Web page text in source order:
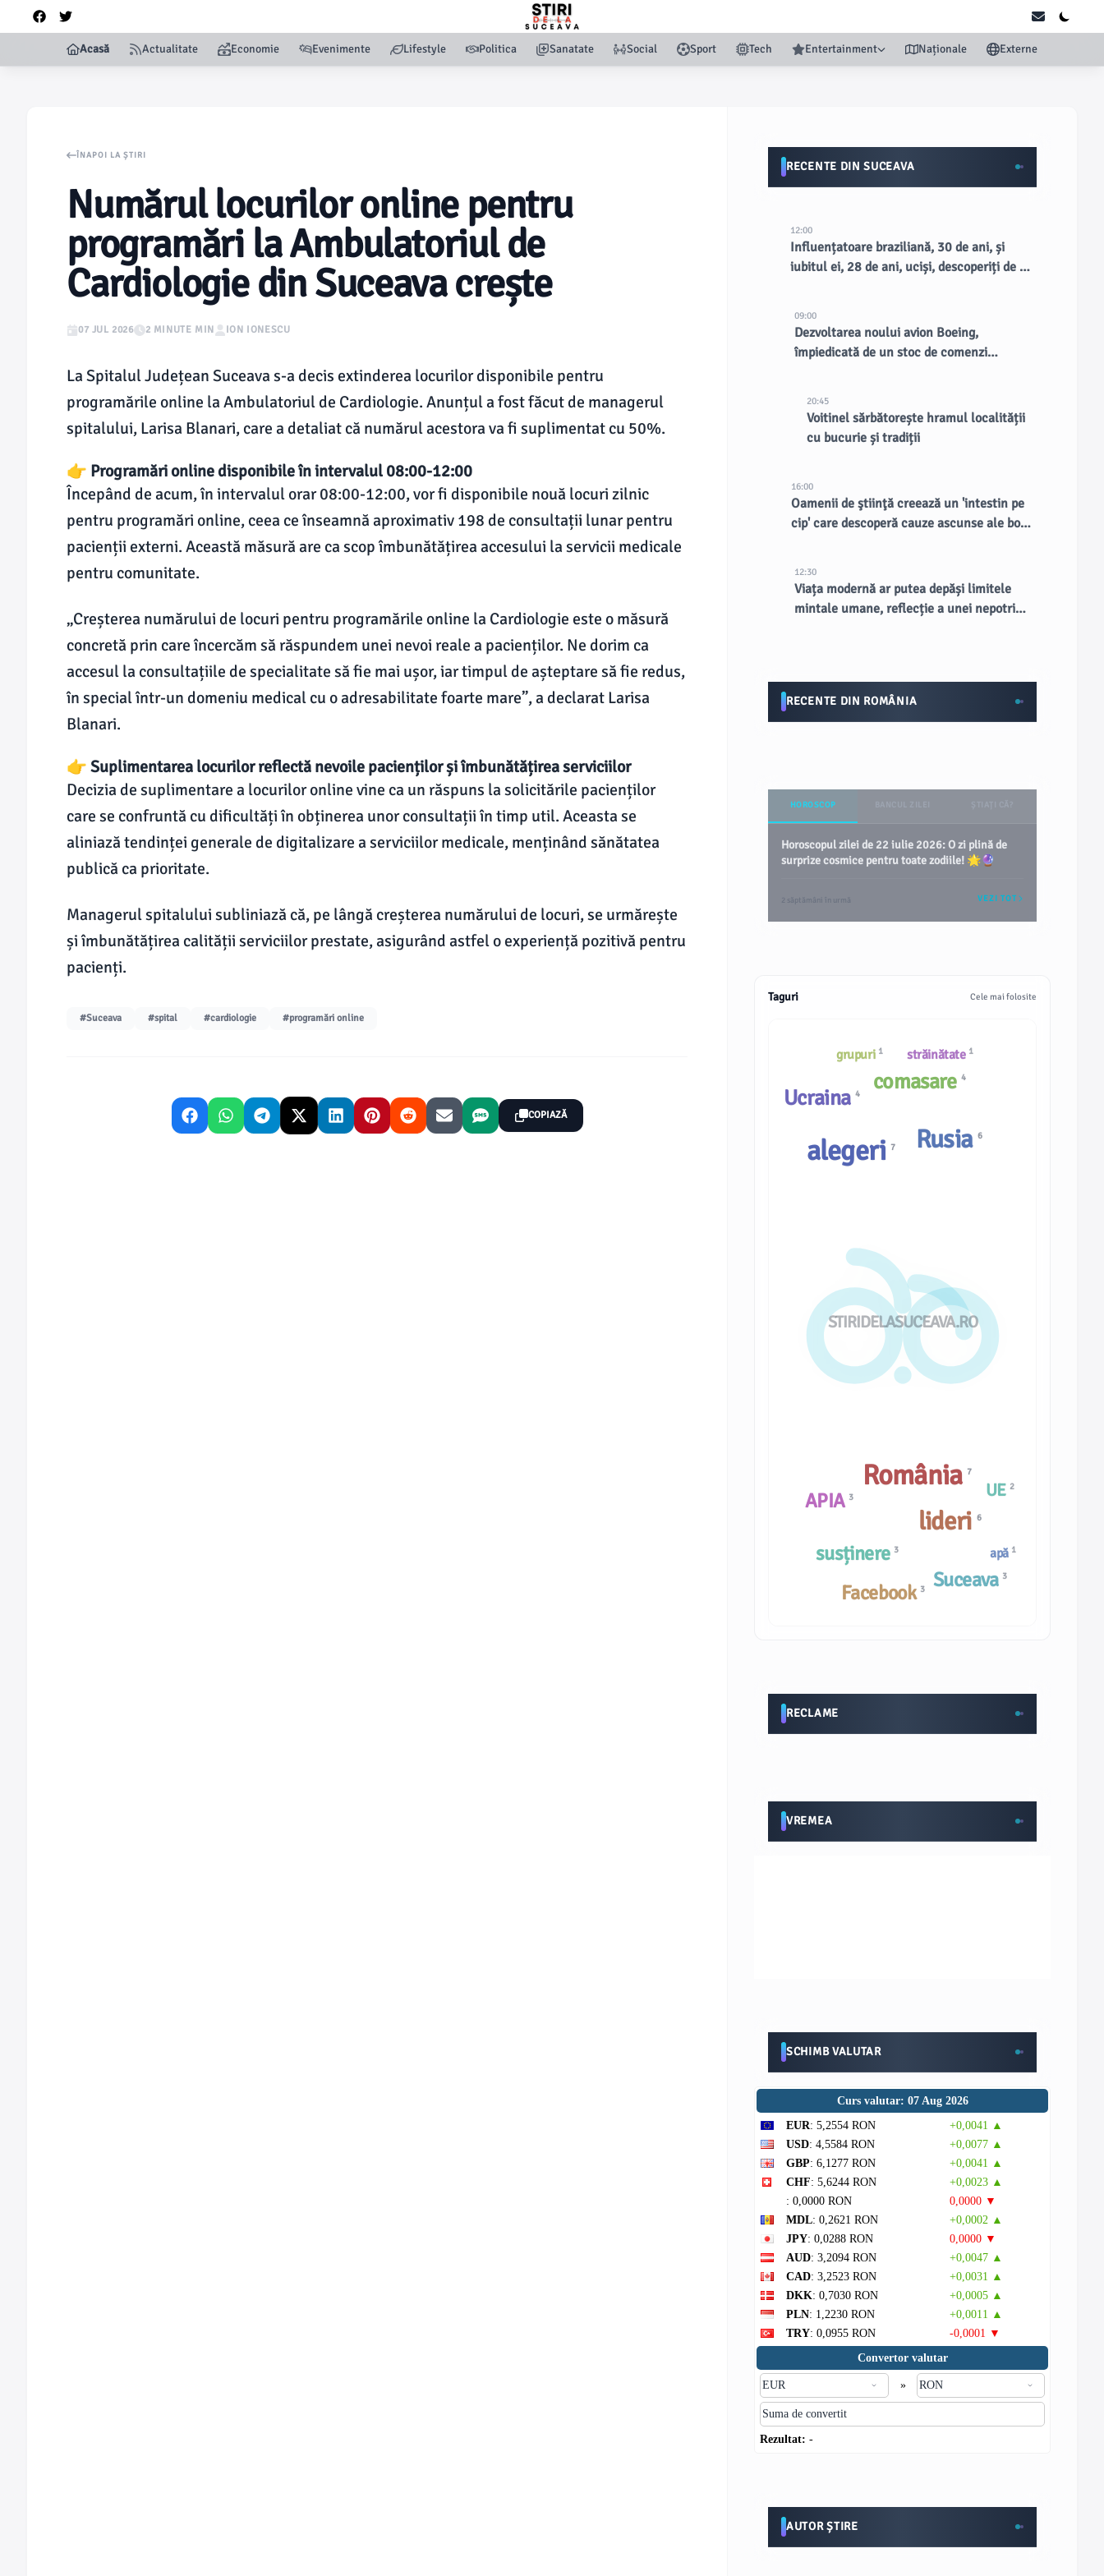
Acasă Actualitate Economie Evenimente Lifestyle Politica Sanatate Social Sport Tech Entertainment Naționale Externe
ÎNAPOI LA ȘTIRI
Numărul locurilor online pentru
programări la Ambulatoriul de
Cardiologie din Suceava crește
07 JUL 2026 2 MINUTE MIN ION IONESCU
La Spitalul Județean Suceava s-a decis extinderea locurilor disponibile pentru
programările online la Ambulatoriul de Cardiologie. Anunțul a fost făcut de managerul
spitalului, Larisa Blanari, care a detaliat că numărul acestora va fi suplimentat cu 50%.
👉 Programări online disponibile în intervalul 08:00-12:00
Începând de acum, în intervalul orar 08:00-12:00, vor fi disponibile nouă locuri zilnic
pentru programări online, ceea ce înseamnă aproximativ 198 de consultații lunar pentru
pacienții externi. Această măsură are ca scop îmbunătățirea accesului la servicii medicale
pentru comunitate.
„Creșterea numărului de locuri pentru programările online la Cardiologie este o măsură
concretă prin care încercăm să răspundem unei nevoi reale a pacienților. Ne dorim ca
accesul la consultațiile de specialitate să fie mai ușor, iar timpul de așteptare să fie redus,
în special într-un domeniu medical cu o adresabilitate foarte mare”, a declarat Larisa
Blanari.
👉 Suplimentarea locurilor reflectă nevoile pacienților și îmbunătățirea serviciilor
Decizia de suplimentare a locurilor online vine ca un răspuns la solicitările pacienților
care se confruntă cu dificultăți în obținerea unor consultații în timp util. Aceasta se
aliniază tendinței generale de digitalizare a serviciilor medicale, menținând sănătatea
publică ca prioritate.
Managerul spitalului subliniază că, pe lângă creșterea numărului de locuri, se urmărește
și îmbunătățirea calității serviciilor prestate, asigurând astfel o experiență pozitivă pentru
pacienți.
#Suceava #spital #cardiologie #programări online
COPIAZĂ
RECENTE DIN SUCEAVA
12:00
Influențatoare braziliană, 30 de ani, și
iubitul ei, 28 de ani, uciși, descoperiți de un
09:00
Dezvoltarea noului avion Boeing,
împiedicată de un stoc de comenzi
20:45
Voitinel sărbătorește hramul localității
cu bucurie și tradiții
16:00
Oamenii de ştiinţă creează un 'intestin pe
cip' care descoperă cauze ascunse ale bolii
12:30
Viața modernă ar putea depăși limitele
mintale umane, reflecție a unei nepotriviri
RECENTE DIN ROMÂNIA
HOROSCOP
Horoscopul zilei de 22 iulie 2026: O zi plină de
surprize cosmice pentru toate zodiile! 🌟🔮
2 săptămâni în urmă VEZI TOT
Taguri Cele mai folosite
STIRIDELASUCEAVA.RO
APIA 3
străinătate 1
apă 1
UE 2
grupuri 1
lideri 6
Suceava 3
România7
Ucraina 4
susținere 3
alegeri7
comasare4
Facebook 3
Rusia6
RECLAME
VREMEA
SCHIMB VALUTAR
Curs valutar: 07 Aug 2026
EUR: 5,2554 RON
+0,0041 ▲
USD: 4,5584 RON
+0,0077 ▲
GBP: 6,1277 RON
+0,0041 ▲
CHF: 5,6244 RON
+0,0023 ▲
: 0,0000 RON
0,0000 ▼
MDL: 0,2621 RON
+0,0002 ▲
JPY: 0,0288 RON
0,0000 ▼
AUD: 3,2094 RON
+0,0047 ▲
CAD: 3,2523 RON
+0,0031 ▲
DKK: 0,7030 RON
+0,0005 ▲
PLN: 1,2230 RON
+0,0011 ▲
TRY: 0,0955 RON
-0,0001 ▼
Convertor valutar
»
Rezultat: -
AUTOR ȘTIRE